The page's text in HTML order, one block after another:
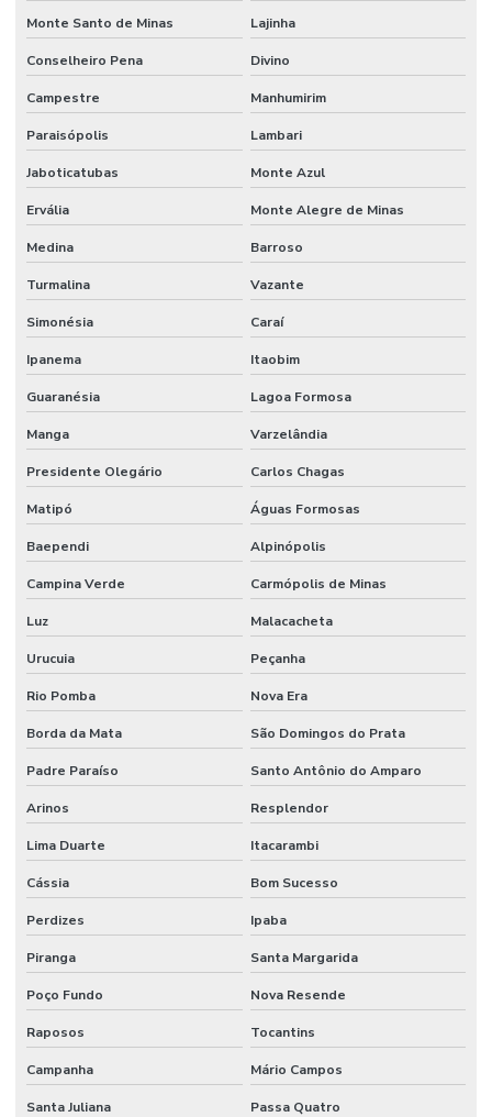
Monte Santo de Minas Lajinha
Conselheiro Pena Divino
Campestre Manhumirim
Paraisópolis Lambari
Jaboticatubas Monte Azul
Ervália Monte Alegre de Minas
Medina Barroso
Turmalina Vazante
Simonésia Caraí
Ipanema Itaobim
Guaranésia Lagoa Formosa
Manga Varzelândia
Presidente Olegário Carlos Chagas
Matipó Águas Formosas
Baependi Alpinópolis
Campina Verde Carmópolis de Minas
Luz Malacacheta
Urucuia Peçanha
Rio Pomba Nova Era
Borda da Mata São Domingos do Prata
Padre Paraíso Santo Antônio do Amparo
Arinos Resplendor
Lima Duarte Itacarambi
Cássia Bom Sucesso
Perdizes Ipaba
Piranga Santa Margarida
Poço Fundo Nova Resende
Raposos Tocantins
Campanha Mário Campos
Santa Juliana Passa Quatro